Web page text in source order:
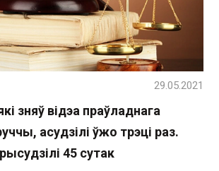
зняў відэа праўладнага
асудзілі ўжо трэці раз.
45 сутак
29.05.2021